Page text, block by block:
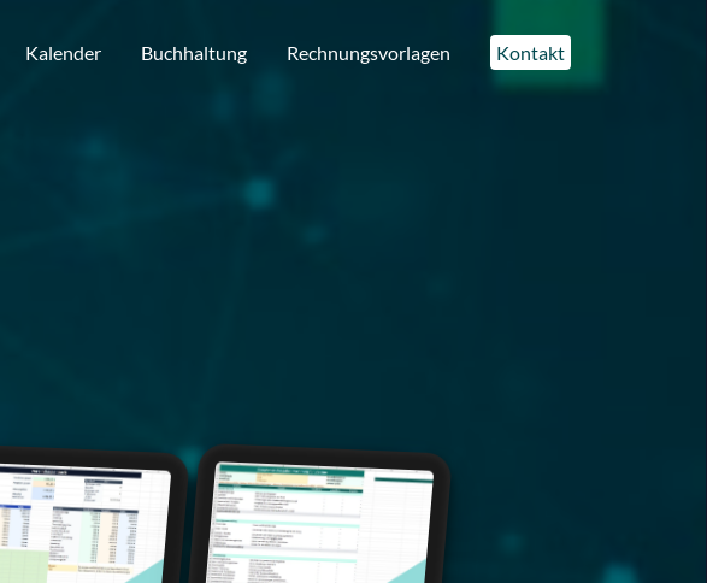
Kalender Buchhaltung Rechnungsvorlagen Kontakt